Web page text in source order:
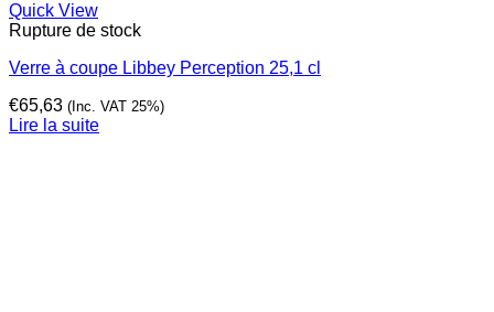
Quick View
Rupture de stock
Verre à coupe Libbey Perception 25,1 cl
€65,63 (Inc. VAT 25%)
Lire la suite